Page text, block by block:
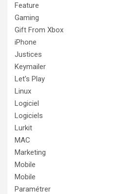
Feature
Gaming
Gift From Xbox
iPhone
Justices
Keymailer
Let's Play
Linux
Logiciel
Logiciels
Lurkit
MAC
Marketing
Mobile
Mobile
Paramétrer